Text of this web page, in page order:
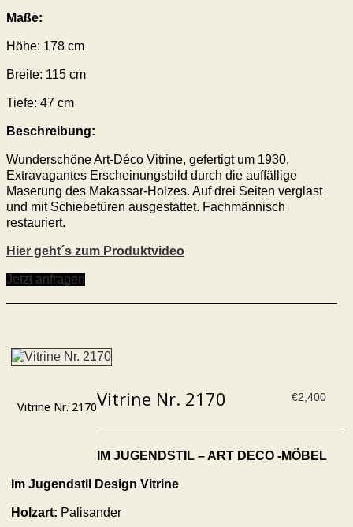
Maße:
Höhe: 178 cm
Breite: 115 cm
Tiefe: 47 cm
Beschreibung:
Wunderschöne Art-Déco Vitrine, gefertigt um 1930.
Extravagantes Erscheinungsbild durch die auffällige
Maserung des Makassar-Holzes. Auf drei Seiten verglast
und mit Schiebetüren ausgestattet. Fachmännisch
restauriert.
Hier geht´s zum Produktvideo
Jetzt anfragen
Vitrine Nr. 2170
€2,400
Vitrine Nr. 2170
IM JUGENDSTIL – ART DECO -MÖBEL
Im Jugendstil Design Vitrine
Holzart: Palisander